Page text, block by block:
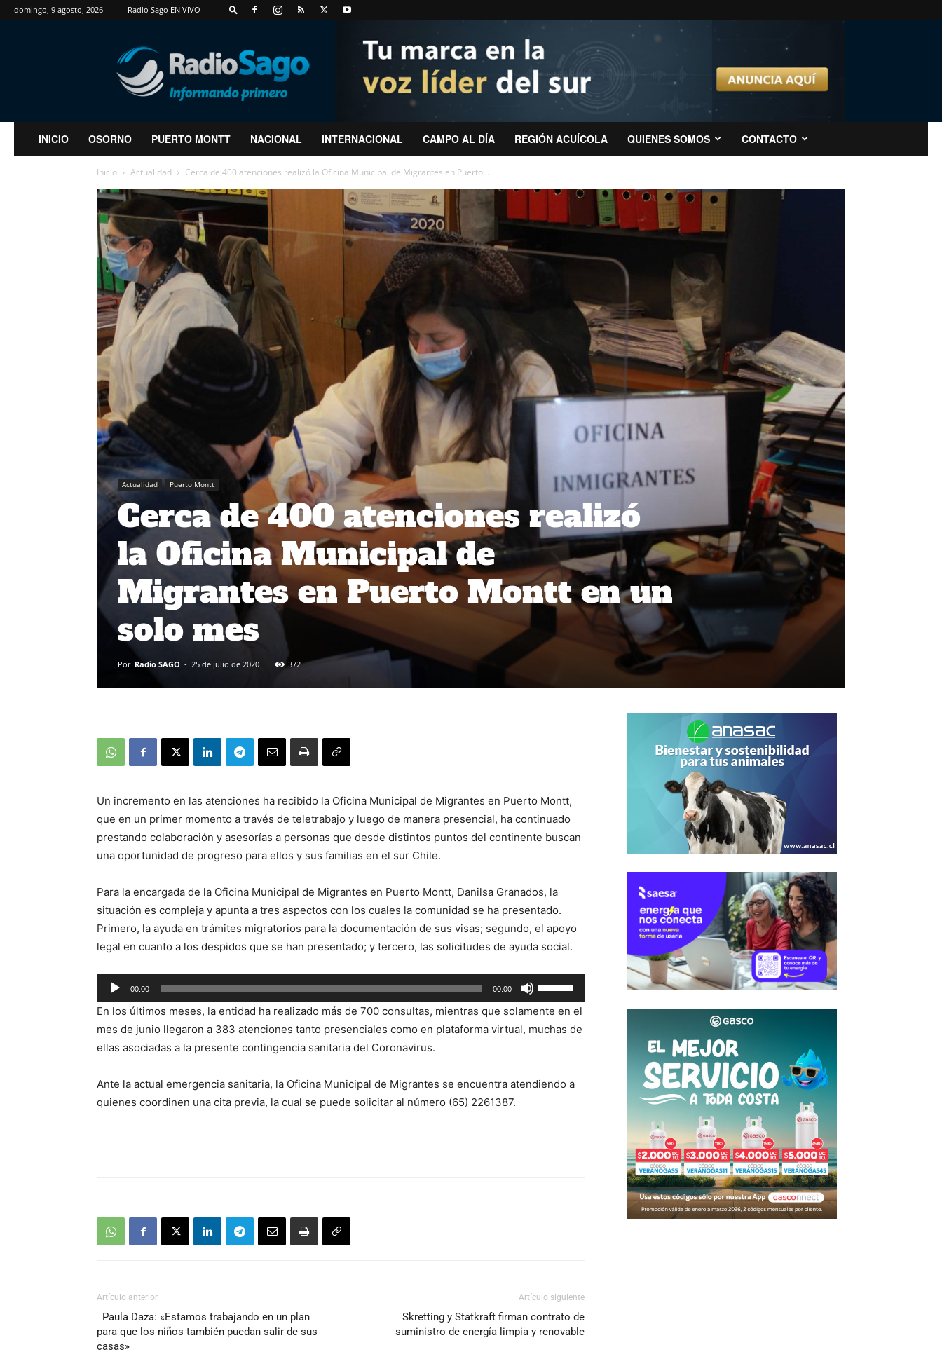
domingo, 9 agosto, 2026 Radio Sago EN VIVO
RadioSago
INICIO OSORNO PUERTO MONTT NACIONAL INTERNACIONAL CAMPO AL DÍA REGIÓN ACUÍCOLA QUIENES SOMOS CONTACTO
Inicio Actualidad Cerca de 400 atenciones realizó la Oficina Municipal de Migrantes en Puerto...
Actualidad Puerto Montt
Cerca de 400 atenciones realizó
la Oficina Municipal de
Migrantes en Puerto Montt en un
solo mes
Por Radio SAGO - 25 de julio de 2020 372
Un incremento en las atenciones ha recibido la Oficina Municipal de Migrantes en Puerto Montt,
que en un primer momento a través de teletrabajo y luego de manera presencial, ha continuado
prestando colaboración y asesorías a personas que desde distintos puntos del continente buscan
una oportunidad de progreso para ellos y sus familias en el sur Chile.
Para la encargada de la Oficina Municipal de Migrantes en Puerto Montt, Danilsa Granados, la
situación es compleja y apunta a tres aspectos con los cuales la comunidad se ha presentado.
Primero, la ayuda en trámites migratorios para la documentación de sus visas; segundo, el apoyo
legal en cuanto a los despidos que se han presentado; y tercero, las solicitudes de ayuda social.
Reproductor
de
audio
00:00 00:00
las
teclas
de
para
En los últimos meses, la entidad ha realizado más de 700 consultas, mientras que solamente en el
mes de junio llegaron a 383 atenciones tanto presenciales como en plataforma virtual, muchas de
ellas asociadas a la presente contingencia sanitaria del Coronavirus.
Ante la actual emergencia sanitaria, la Oficina Municipal de Migrantes se encuentra atendiendo a
quienes coordinen una cita previa, la cual se puede solicitar al número (65) 2261387.
Artículo anterior
Paula Daza: «Estamos trabajando en un plan
para que los niños también puedan salir de sus
casas»
Artículo siguiente
Skretting y Statkraft firman contrato de
suministro de energía limpia y renovable